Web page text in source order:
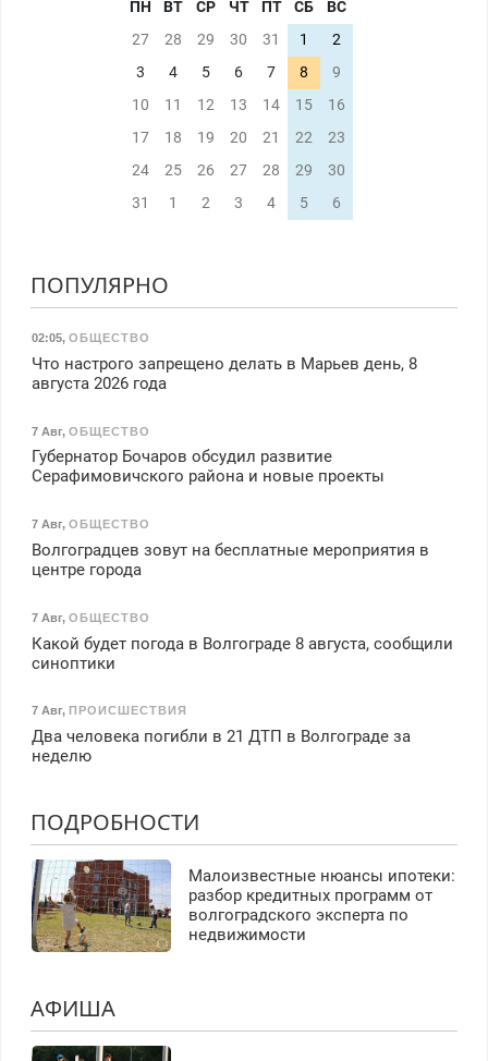
ПН ВТ СР ЧТ ПТ СБ
ВС
27
28 29 30 31 1
2
3
4 5 6 7 8
9
10
11 12 13 14 15
16
17
18 19 20 21 22
23
24
25 26 27 28 29
30
31
1 2 3 4 5 6
ПОПУЛЯРНО
02:05, ОБЩЕСТВО
Что настрого запрещено делать в Марьев день, 8
августа 2026 года
7 Авг, ОБЩЕСТВО
Губернатор Бочаров обсудил развитие
Серафимовичского района и новые проекты
7 Авг, ОБЩЕСТВО
Волгоградцев зовут на бесплатные мероприятия в
центре города
7 Авг, ОБЩЕСТВО
Какой будет погода в Волгограде 8 августа, сообщили
синоптики
7 Авг, ПРОИСШЕСТВИЯ
Два человека погибли в 21 ДТП в Волгограде за
неделю
ПОДРОБНОСТИ
Малоизвестные нюансы ипотеки:
разбор кредитных программ от
волгоградского эксперта по
недвижимости
АФИША